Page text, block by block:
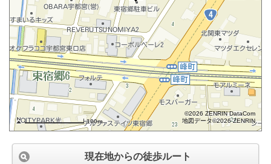
100m
©2026 ZENRIN DataCom
地図データ©2026 ZENRIN
現在地からの徒歩ルート